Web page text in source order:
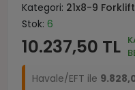
Kategori: 21x8-9
Stok: 6
10.237,50 TL
Havale/EFT ile